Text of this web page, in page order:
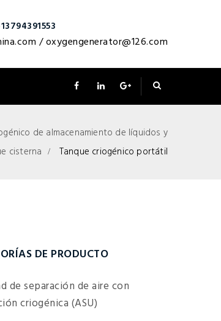
/oxygengenerator@126.com
de almacenamiento de líquidos y
cisterna
Tanque criogénico portátil
DE PRODUCTO
de separación de aire con
criogénica (ASU)